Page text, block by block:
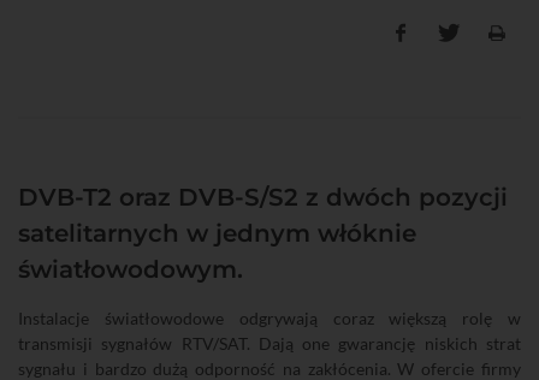
DVB-T2 oraz DVB-S/S2 z dwóch pozycji
satelitarnych w jednym włóknie
światłowodowym.
Instalacje światłowodowe odgrywają coraz większą rolę w
transmisji sygnałów RTV/SAT. Dają one gwarancję niskich strat
sygnału i bardzo dużą odporność na zakłócenia. W ofercie firmy